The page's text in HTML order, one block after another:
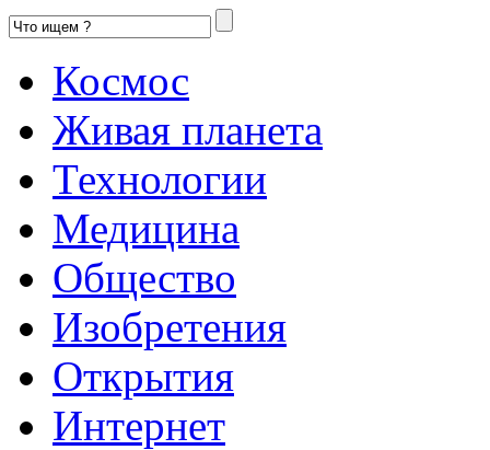
Космос
Живая планета
Технологии
Медицина
Общество
Изобретения
Открытия
Интернет